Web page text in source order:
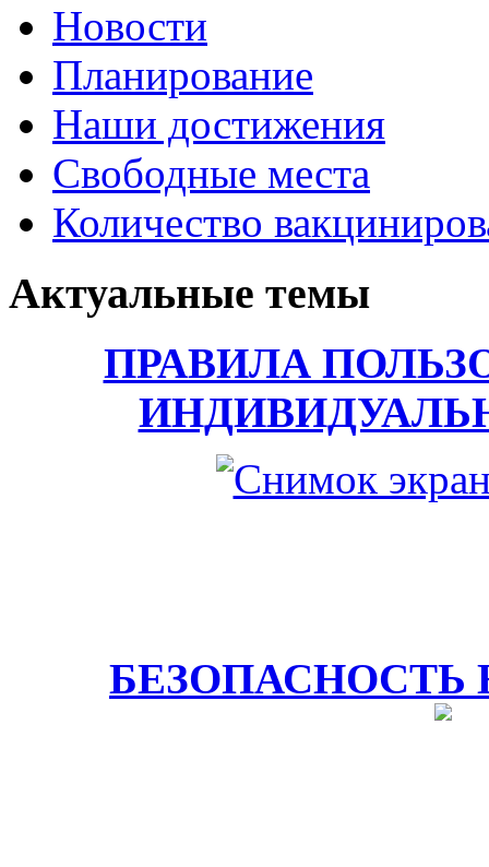
Новости
Планирование
Наши достижения
Свободные места
Количество
Актуальные темы
ПРАВИЛА
БЕЗОПАСНОСТЬ